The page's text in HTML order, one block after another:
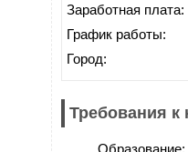
Заработная плата:
График работы:
Город:
Требования к
Образование: